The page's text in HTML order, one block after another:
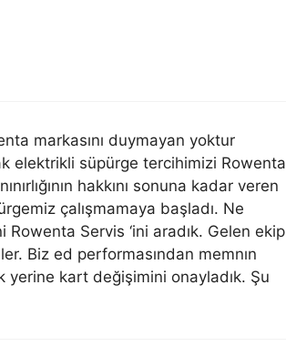
markasını duymayan yoktur
elektrikli süpürge tercihimizi Rowenta
hakkını sonuna kadar veren
çalışmamaya başladı. Ne
Rowenta Servis ‘ini aradık. Gelen ekip
Biz ed performasından memnın
yerine kart değişimini onayladık. Şu